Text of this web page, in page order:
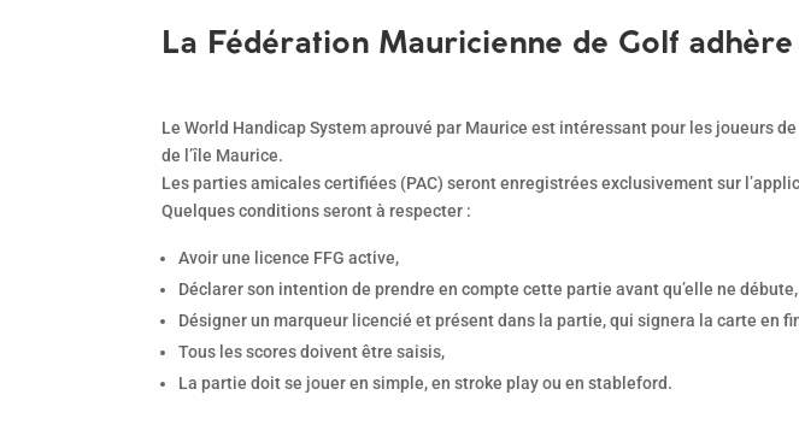
La Fédération Mauricienne de Golf
Le World Handicap System aprouvé par Maurice est intéressant pour les joueurs
de l’île Maurice.
Les parties amicales certifiées (PAC) seront enregistrées exclusivement sur
Quelques conditions seront à respecter :
Avoir une licence FFG active,
Déclarer son intention de prendre en compte cette partie avant qu’elle ne débute,
Désigner un marqueur licencié et présent dans la partie, qui signera la carte en
Tous les scores doivent être saisis,
La partie doit se jouer en simple, en stroke play ou en stableford.